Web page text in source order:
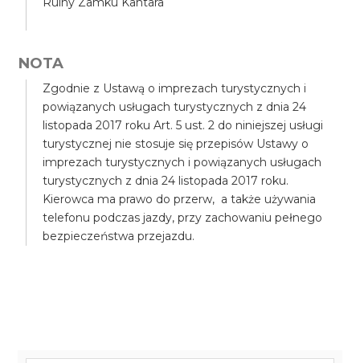
NOTA
Zgodnie z Ustawą o imprezach turystycznych i
powiązanych usługach turystycznych z dnia 24
listopada 2017 roku Art. 5 ust. 2 do niniejszej usługi
turystycznej nie stosuje się przepisów Ustawy o
imprezach turystycznych i powiązanych usługach
turystycznych z dnia 24 listopada 2017 roku.
Kierowca ma prawo do przerw, a także używania
telefonu podczas jazdy, przy zachowaniu pełnego
bezpieczeństwa przejazdu.